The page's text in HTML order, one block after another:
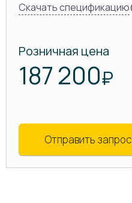
Скачать спецификацию
Розничная цена
187 200₽
Отправить запрос